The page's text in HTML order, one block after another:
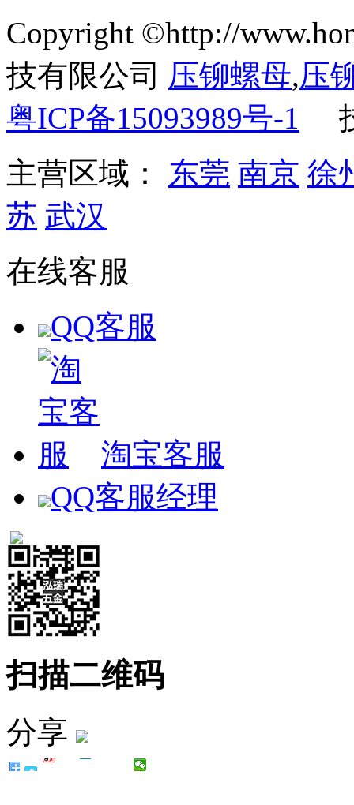
Copyright ©http://
技有限公司 压铆螺母,压
粤ICP备15093989号-1
主营区域： 东莞 南京 徐
苏 武汉
在线客服
QQ客服
淘宝客服
QQ客服经理
扫描二维码
分享